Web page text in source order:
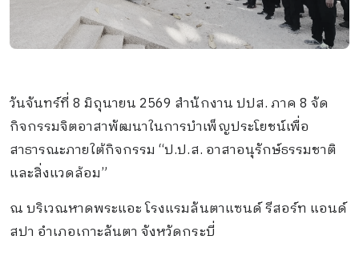
วันจันทร์ที่ 8 มิถุนายน 2569 สำนักงาน ปปส. ภาค 8 จัด
กิจกรรมจิตอาสาพัฒนาในการบำเพ็ญประโยชน์เพื่อ
สาธารณะภายใต้กิจกรรม “ป.ป.ส. อาสาอนุรักษ์ธรรมชาติ
และสิ่งแวดล้อม”
ณ บริเวณหาดพระแอะ โรงแรมลันตาแซนด์ รีสอร์ท แอนด์
สปา อำเภอเกาะลันตา จังหวัดกระบี่